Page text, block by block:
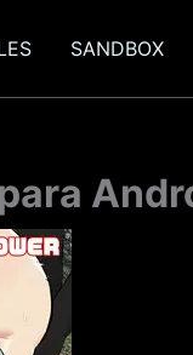
SANDBOX